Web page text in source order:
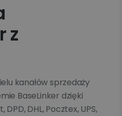
z
kanałów sprzedaży
BaseLinker dzięki
DHL, Pocztex, UPS,